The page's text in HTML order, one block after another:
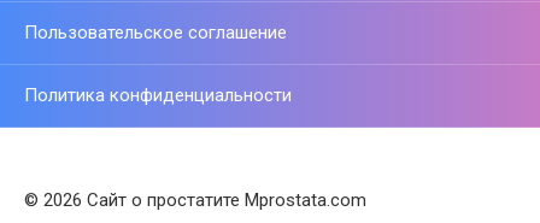
Пользовательское соглашение
Политика конфиденциальности
© 2026 Сайт о простатите Mprostata.com